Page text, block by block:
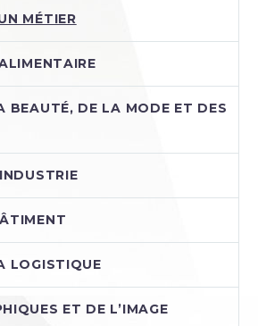
MÉTIER
BEAUTÉ, DE LA MODE ET DES
LOGISTIQUE
ET DE L’IMAGE